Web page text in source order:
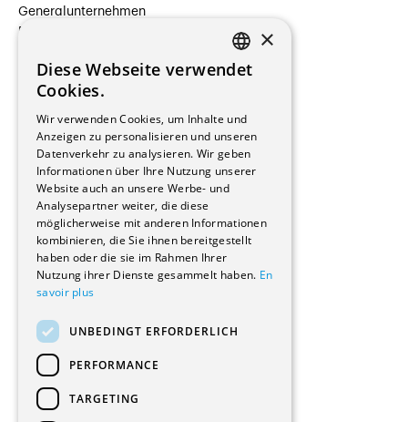
Generalunternehmen
Beauftragte Unternehmen
Hersteller/Lieferanten
Bauherrschaften
Immobilienverwaltungsgesellschaften
Stockwerkeigentum
Reportagen
Wohnungen
Renovierungen
Innere Umbauten
Gastgewerbe und Tourismus
Verwaltungsgebäude und Geschäfte
Schuleinrichtungen
Medizinische Einrichtungen
Kultur - Sport - Freizeit
Industrie - Handwerk
Transport und Parkplätze
Diverse Bauten
FRENCH
×
Diese Webseite verwendet
Cookies.
Wir verwenden Cookies, um Inhalte und
Anzeigen zu personalisieren und unseren
Datenverkehr zu analysieren. Wir geben
Informationen über Ihre Nutzung unserer
Website auch an unsere Werbe- und
Analysepartner weiter, die diese
möglicherweise mit anderen Informationen
kombinieren, die Sie ihnen bereitgestellt
haben oder die sie im Rahmen Ihrer
Nutzung ihrer Dienste gesammelt haben. En
savoir plus
UNBEDINGT ERFORDERLICH
PERFORMANCE
TARGETING